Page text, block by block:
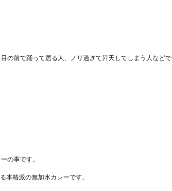
の前で踊って居る人、ノリ過ぎて昇天してしまう人などで
の事です。
本格派の無加水カレーです。